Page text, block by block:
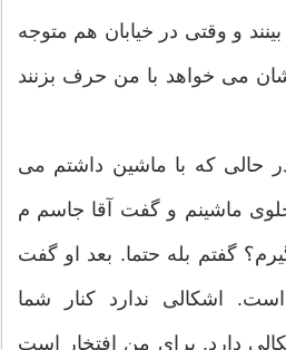
و وقتی در خیابان هم متوجه
می خواهد با من حرف بزنند
حالی که با ماشین داشتم می
ماشینم و گفت آقا جاسم م
گفتم بله حتما. بعد او گفت
اشکالی ندارد کنار شما
دارد. برای من افتخار است